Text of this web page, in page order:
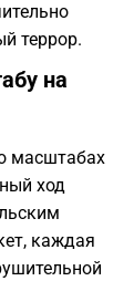
террор.
на
масштабах
ход
каждая